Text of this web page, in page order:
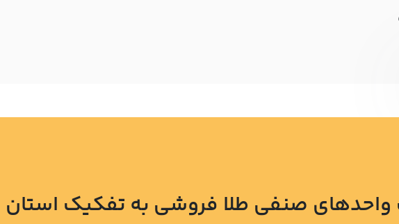
واحدهای صنفی طلا فروشی به تفکیک استان